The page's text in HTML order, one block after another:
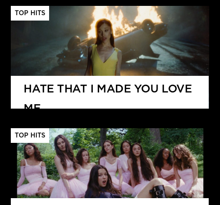
Hits – 96.5 FM
TOP HITS
HATE THAT I MADE YOU LOVE
ME
ARIANA GRANDE
TOP HITS